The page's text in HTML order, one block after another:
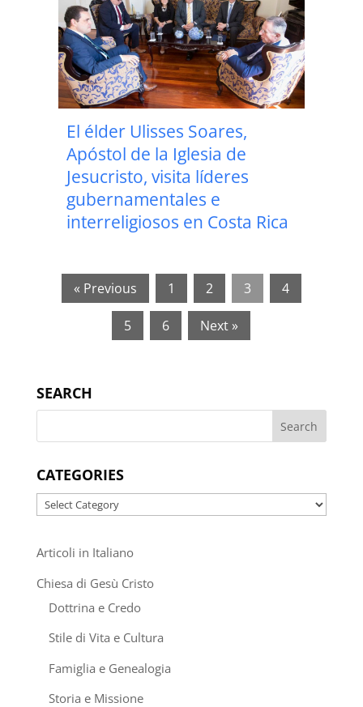
El élder Ulisses Soares,
Apóstol de la Iglesia de
Jesucristo, visita líderes
gubernamentales e
interreligiosos en Costa Rica
« Previous 1 2 3 4
5 6 Next »
SEARCH
CATEGORIES
Categories
Articoli in Italiano
Chiesa di Gesù Cristo
Dottrina e Credo
Stile di Vita e Cultura
Famiglia e Genealogia
Storia e Missione